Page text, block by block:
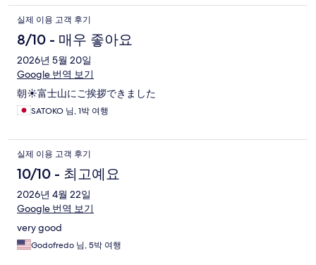
실제 이용 고객 후기
8/10 - 매우 좋아요
2026년 5월 20일
Google 번역 보기
朝☀️富士山にご挨拶できました
SATOKO 님, 1박 여행
실제 이용 고객 후기
10/10 - 최고예요
2026년 4월 22일
Google 번역 보기
very good
Godofredo 님, 5박 여행